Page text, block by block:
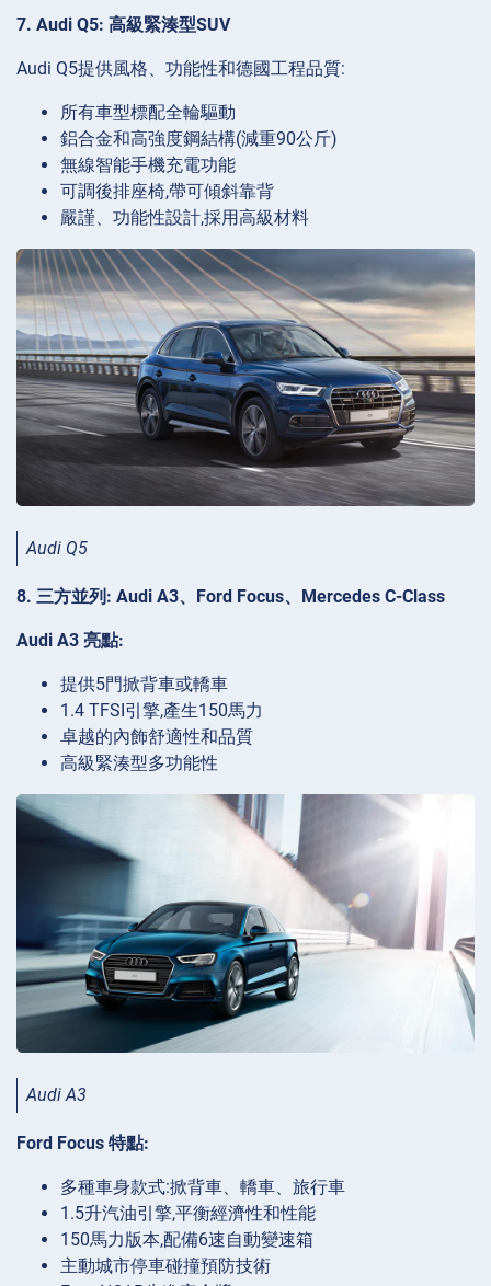
7. Audi Q5: 高級緊湊型SUV
Audi Q5提供風格、功能性和德國工程品質:
所有車型標配全輪驅動
鋁合金和高強度鋼結構(減重90公斤)
無線智能手機充電功能
可調後排座椅,帶可傾斜靠背
嚴謹、功能性設計,採用高級材料
Audi Q5
8. 三方並列: Audi A3、Ford Focus、Mercedes C-Class
Audi A3 亮點:
提供5門掀背車或轎車
1.4 TFSI引擎,產生150馬力
卓越的內飾舒適性和品質
高級緊湊型多功能性
Audi A3
Ford Focus 特點:
多種車身款式:掀背車、轎車、旅行車
1.5升汽油引擎,平衡經濟性和性能
150馬力版本,配備6速自動變速箱
主動城市停車碰撞預防技術